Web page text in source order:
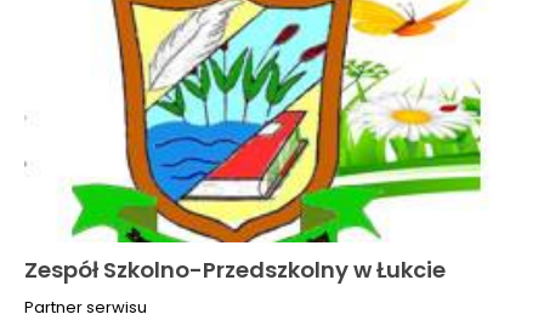
Zespół Szkolno-Przedszkolny w Łukcie
Partner serwisu